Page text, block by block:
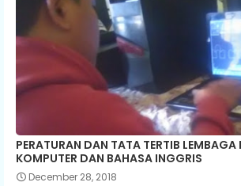
PERATURAN DAN TATA TERTIB LEMBAGA
KOMPUTER DAN BAHASA INGGRIS
December 28, 2018